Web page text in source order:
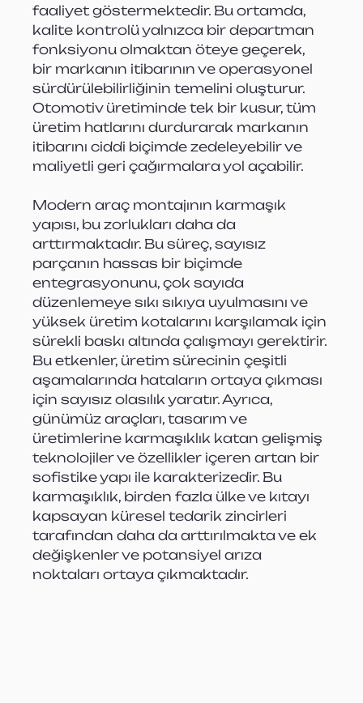
faaliyet göstermektedir. Bu ortamda,
kalite kontrolü yalnızca bir departman
fonksiyonu olmaktan öteye geçerek,
bir markanın itibarının ve operasyonel
sürdürülebilirliğinin temelini oluşturur.
Otomotiv üretiminde tek bir kusur, tüm
üretim hatlarını durdurarak markanın
itibarını ciddi biçimde zedeleyebilir ve
maliyetli geri çağırmalara yol açabilir.
Modern araç montajının karmaşık
yapısı, bu zorlukları daha da
arttırmaktadır. Bu süreç, sayısız
parçanın hassas bir biçimde
entegrasyonunu, çok sayıda
düzenlemeye sıkı sıkıya uyulmasını ve
yüksek üretim kotalarını karşılamak için
sürekli baskı altında çalışmayı gerektirir.
Bu etkenler, üretim sürecinin çeşitli
aşamalarında hataların ortaya çıkması
için sayısız olasılık yaratır. Ayrıca,
günümüz araçları, tasarım ve
üretimlerine karmaşıklık katan gelişmiş
teknolojiler ve özellikler içeren artan bir
sofistike yapı ile karakterizedir. Bu
karmaşıklık, birden fazla ülke ve kıtayı
kapsayan küresel tedarik zincirleri
tarafından daha da arttırılmakta ve ek
değişkenler ve potansiyel arıza
noktaları ortaya çıkmaktadır.